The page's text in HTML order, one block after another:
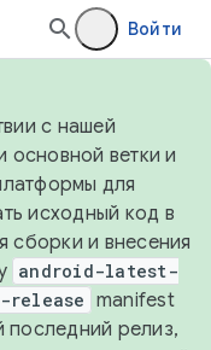
Войти
с нашей
ветки и
для
исходный код в
сборки и внесения
android-latest-
manifest
последний релиз,